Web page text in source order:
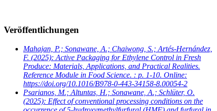
Veröffentlichungen
Mahajan, P.; Sonawane, A.; Chaiwong, S.; Artés-Hernández,
F. (2025): Active Packaging for Ethylene Control in Fresh
Produce: Materials, Applications, and Practical Realities.
Reference Module in Food Science. : p. 1-10. Online:
https://doi.org/10.1016/B978-0-443-34158-8.00054-2
Psarianos, M.; Altuntas, H.; Sonawane, A.; Schlüter, O.
(2025): Effect of conventional processing conditions on the